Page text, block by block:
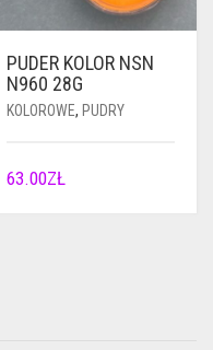
PUDER KOLOR NSN
N960 28G
KOLOROWE, PUDRY
63.00ZŁ